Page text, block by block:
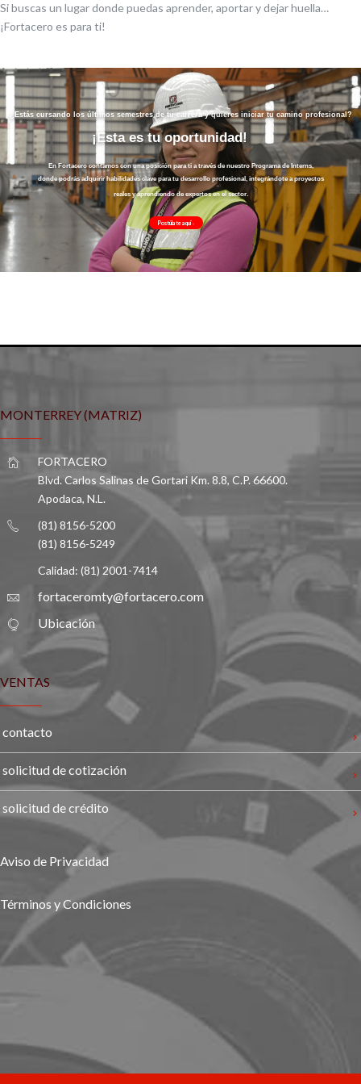
Si buscas un lugar donde puedas aprender, aportar y dejar huella…
¡Fortacero es para ti!
¡Esta es tu oportunidad!
¿Estás cursando los últimos semestres de tu carrera y quieres iniciar tu camino profesional?
Postúlate aquí
En Fortacero contamos con una posición para ti a través de nuestro Programa de Interns,
donde podrás adquirir habilidades clave para tu desarrollo profesional, integrándote a proyectos
reales y aprendiendo de expertos en el sector.
MONTERREY (MATRIZ)
FORTACERO
Blvd. Carlos Salinas de Gortari Km. 8.8, C.P. 66600.
Apodaca, N.L.
(81) 8156-5200
(81) 8156-5249
Calidad: (81) 2001-7414
fortaceromty@fortacero.com
Ubicación
VENTAS
contacto
solicitud de cotización
solicitud de crédito
Aviso de Privacidad
Términos y Condiciones